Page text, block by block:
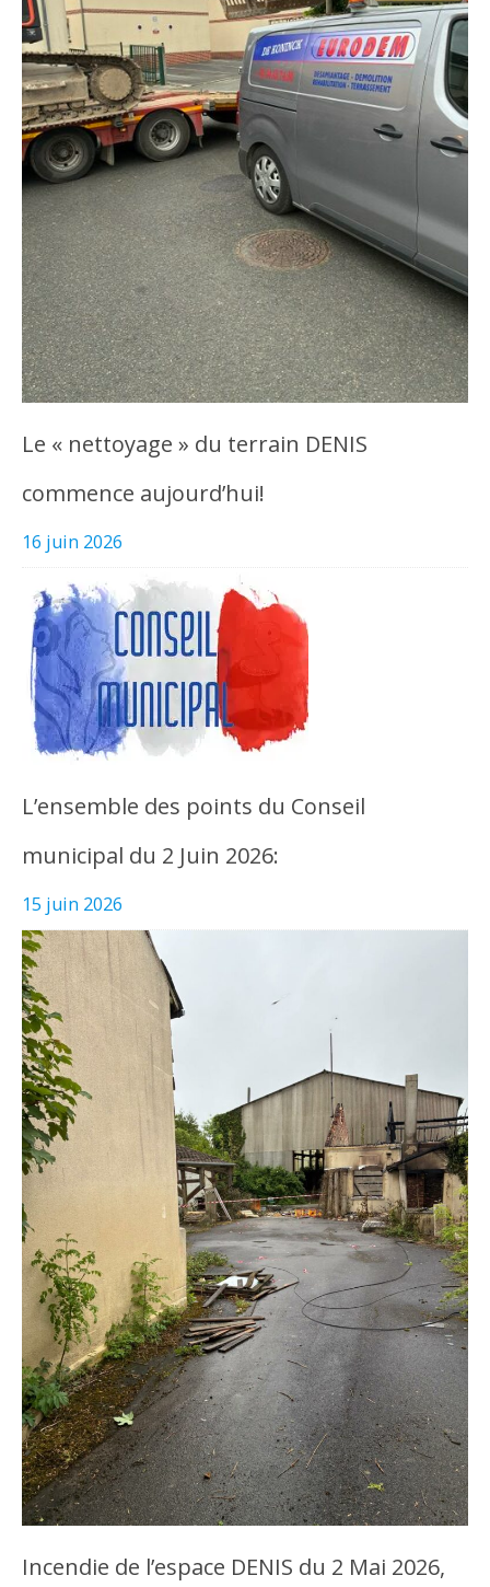
Le « nettoyage » du terrain DENIS
commence aujourd’hui!
16 juin 2026
L’ensemble des points du Conseil
municipal du 2 Juin 2026:
15 juin 2026
Incendie de l’espace DENIS du 2 Mai 2026,